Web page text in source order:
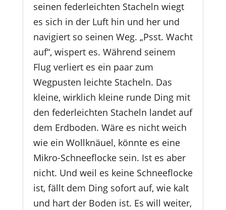
seinen federleichten Stacheln wiegt
es sich in der Luft hin und her und
navigiert so seinen Weg. „Psst. Wacht
auf“, wispert es. Während seinem
Flug verliert es ein paar zum
Wegpusten leichte Stacheln. Das
kleine, wirklich kleine runde Ding mit
den federleichten Stacheln landet auf
dem Erdboden. Wäre es nicht weich
wie ein Wollknäuel, könnte es eine
Mikro-Schneeflocke sein. Ist es aber
nicht. Und weil es keine Schneeflocke
ist, fällt dem Ding sofort auf, wie kalt
und hart der Boden ist. Es will weiter,